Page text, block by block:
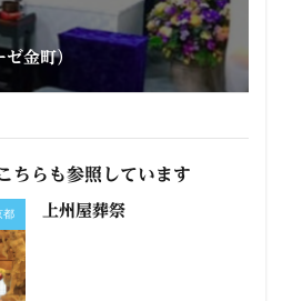
金町）
ちらも参照しています
上州屋葬祭